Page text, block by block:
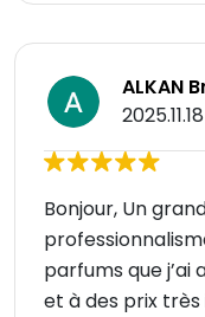
ALKAN
2025.11.18
Bonjour, Un
parfums que
et à des prix